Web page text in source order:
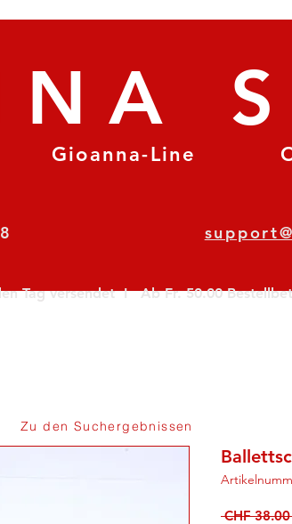
Gioanna-Line
000 78
versendet  I   Ab Fr. 50.00
CHF
Zu den Suchergebnissen